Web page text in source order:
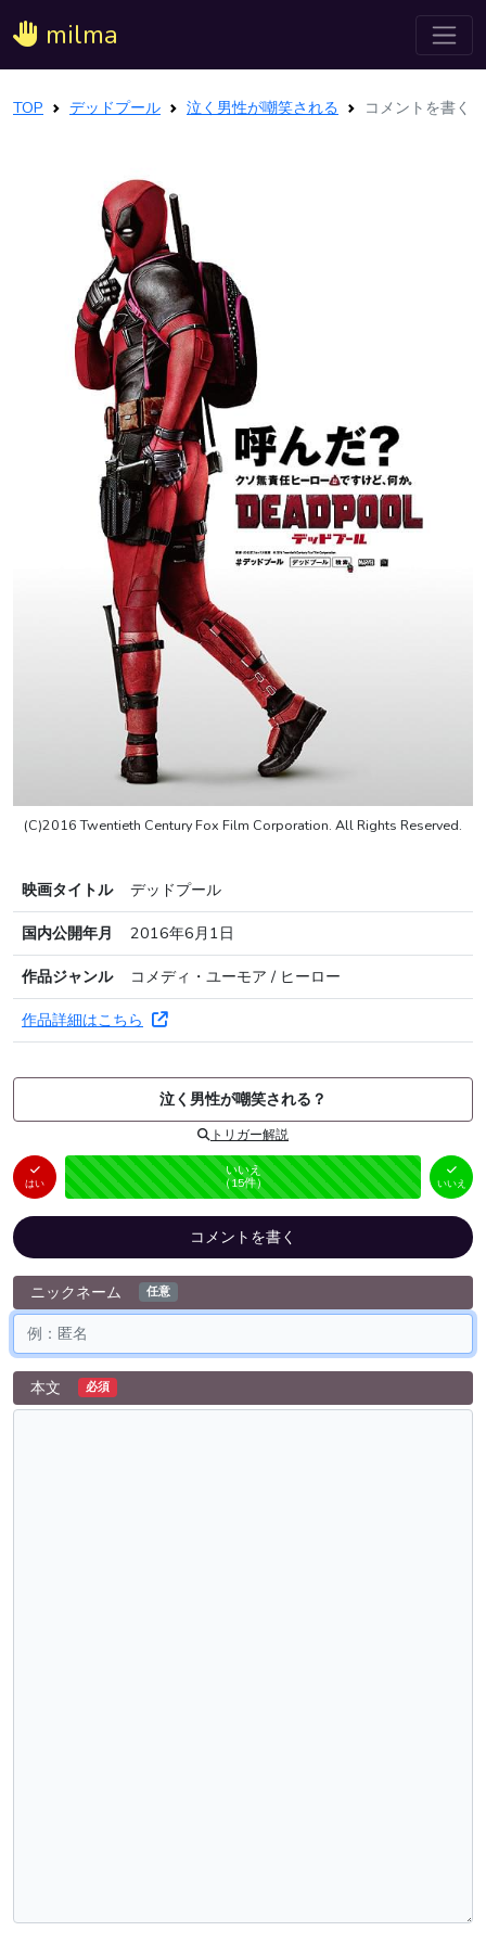
milma
TOP デッドプール 泣く男性が嘲笑される コメントを書く
(C)2016 Twentieth Century Fox Film Corporation. All Rights Reserved.
映画タイトル
デッドプール
国内公開年月
2016年6月1日
作品ジャンル
コメディ・ユーモア / ヒーロー
作品詳細はこちら
泣く男性が嘲笑される？
トリガー解説
はい
はい
（0件）
未投票
いいえ
（15件） いいえ
コメントを書く
ニックネーム 任意
本文 必須